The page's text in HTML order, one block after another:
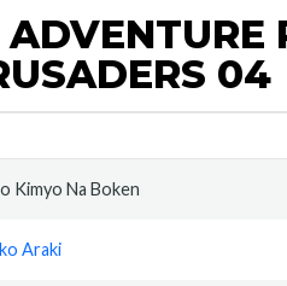
04
Kimyo Na Boken
Araki